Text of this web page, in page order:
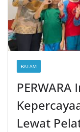
BATAM
Lewat